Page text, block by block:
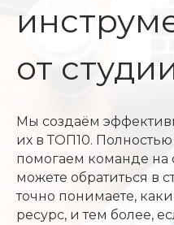
от
Мы создаём
их в ТОП10.
помогаем команде на
можете обратиться в
точно понимаете,
ресурс, и тем более,